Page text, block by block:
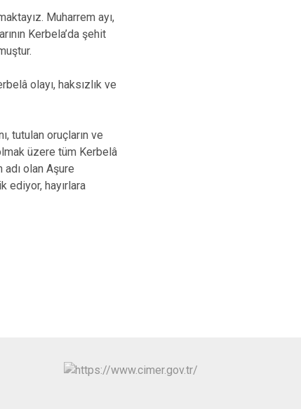
Başiskele
Darıca
Dilovası
Kartepe
Muharrem ayı,
Kerbela’da şehit
olayı, haksızlık ve
tutulan oruçların ve
üzere tüm Kerbelâ
olan Aşure
ediyor, hayırlara